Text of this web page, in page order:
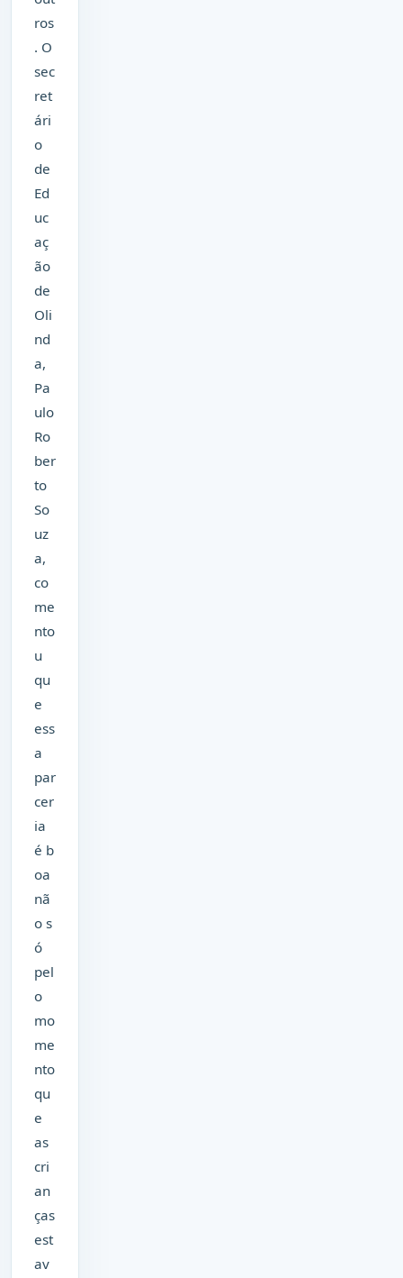
ros
. O
sec
ret
ári
o
de
Ed
uc
aç
ão
de
Oli
nd
a,
Pa
ulo
Ro
ber
to
So
uz
a,
co
me
nto
u
qu
e
ess
a
par
cer
ia
é b
oa
nã
o s
ó
pel
o
mo
me
nto
qu
e
as
cri
an
ças
est
av